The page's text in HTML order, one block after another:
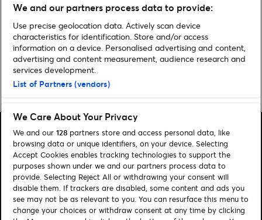
Find billetter
»
Copenhagen Gaming Week 2025: Stjernespækket program
og aktiviteter for alle aldre
Søg
Administrer cookies
Hjælp
We and our partners process data to provide:
Use precise geolocation data. Actively scan device
characteristics for identification. Store and/or access
information on a device. Personalised advertising and content,
advertising and content measurement, audience research and
services development.
List of Partners (vendors)
We Care About Your Privacy
We and our 128 partners store and access personal data, like
browsing data or unique identifiers, on your device. Selecting
Accept Cookies enables tracking technologies to support the
purposes shown under we and our partners process data to
provide. Selecting Reject All or withdrawing your consent will
disable them. If trackers are disabled, some content and ads you
see may not be as relevant to you. You can resurface this menu to
change your choices or withdraw consent at any time by clicking